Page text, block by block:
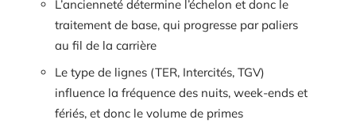
L’ancienneté détermine l’échelon et donc le
traitement de base, qui progresse par paliers
au fil de la carrière
Le type de lignes (TER, Intercités, TGV)
influence la fréquence des nuits, week-ends et
fériés, et donc le volume de primes